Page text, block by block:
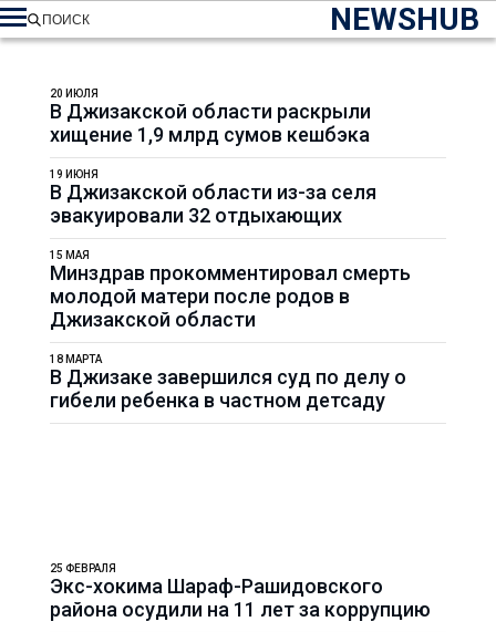
NEWSHUB
ПОИСК
В Джизакской области раскрыли
хищение 1,9 млрд сумов кешбэка
20 ИЮЛЯ
В Джизакской области из-за селя
эвакуировали 32 отдыхающих
19 ИЮНЯ
Минздрав прокомментировал смерть
молодой матери после родов в
Джизакской области
15 МАЯ
В Джизаке завершился суд по делу о
гибели ребенка в частном детсаду
18 МАРТА
Экс-хокима Шараф-Рашидовского
района осудили на 11 лет за коррупцию
25 ФЕВРАЛЯ